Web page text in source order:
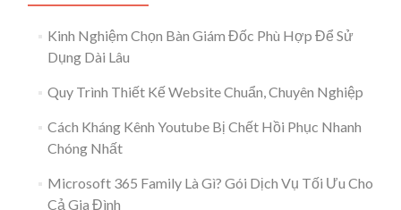
Kinh Nghiệm Chọn Bàn Giám Đốc Phù Hợp Để Sử
Dụng Dài Lâu
Quy Trình Thiết Kế Website Chuẩn, Chuyên Nghiệp
Cách Kháng Kênh Youtube Bị Chết Hồi Phục Nhanh
Chóng Nhất
Microsoft 365 Family Là Gì? Gói Dịch Vụ Tối Ưu Cho
Cả Gia Đình